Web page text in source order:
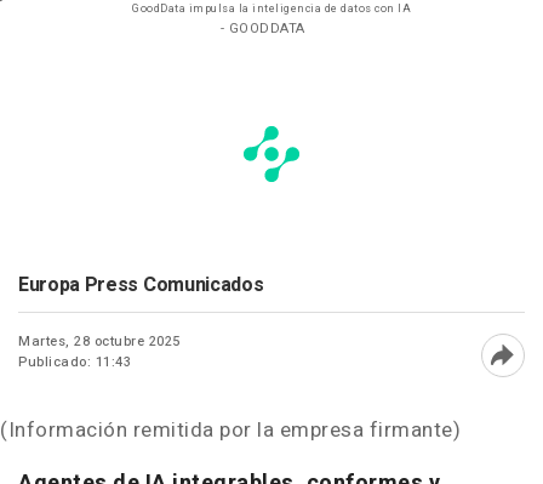
GoodData impulsa la inteligencia de datos con IA
- GOODDATA
Europa Press Comunicados
Martes, 28 octubre 2025
Publicado: 11:43
(Información remitida por la empresa firmante)